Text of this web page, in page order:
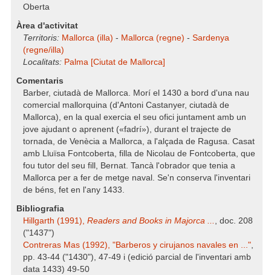
Oberta
Àrea d'activitat
Territoris: Mallorca (illa) - Mallorca (regne) - Sardenya
(regne/illa)
Localitats: Palma [Ciutat de Mallorca]
Comentaris
Barber, ciutadà de Mallorca. Morí el 1430 a bord d'una nau
comercial mallorquina (d'Antoni Castanyer, ciutadà de
Mallorca), en la qual exercia el seu ofici juntament amb un
jove ajudant o aprenent («fadrí»), durant el trajecte de
tornada, de Venècia a Mallorca, a l'alçada de Ragusa. Casat
amb Lluïsa Fontcoberta, filla de Nicolau de Fontcoberta, que
fou tutor del seu fill, Bernat. Tancà l'obrador que tenia a
Mallorca per a fer de metge naval. Se'n conserva l'inventari
de béns, fet en l'any 1433.
Bibliografia
Hillgarth (1991), Readers and Books in Majorca ... , doc. 208
("1437")
Contreras Mas (1992), "Barberos y cirujanos navales en ...",
pp. 43-44 ("1430"), 47-49 i (edició parcial de l'inventari amb
data 1433) 49-50